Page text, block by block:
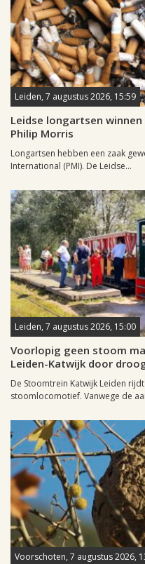
Leiden, 7 augustus 2026, 15:59
Leidse longartsen
Philip Morris
Longartsen hebben een zaak
International (PMI). De Leidse...
Leiden, 7 augustus 2026, 15:00
Voorlopig geen stoom
Leiden-Katwijk door
De Stoomtrein Katwijk Leiden
stoomlocomotief. Vanwege de
Voorschoten, 7 augustus 2026,